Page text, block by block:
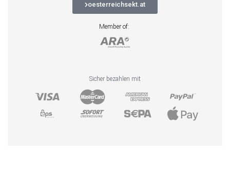
oesterreichsekt.at
Member of:
Sicher bezahlen mit